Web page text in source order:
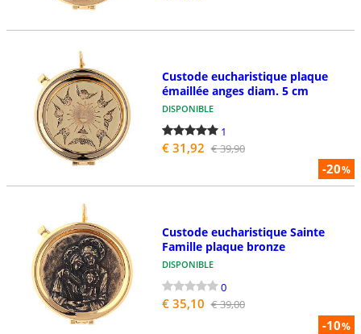
-20%
Custode eucharistique plaque
émaillée anges diam. 5 cm
DISPONIBLE
1
€ 31,92 € 39,90
-10%
Custode eucharistique Sainte
Famille plaque bronze
DISPONIBLE
0
€ 35,10 € 39,00